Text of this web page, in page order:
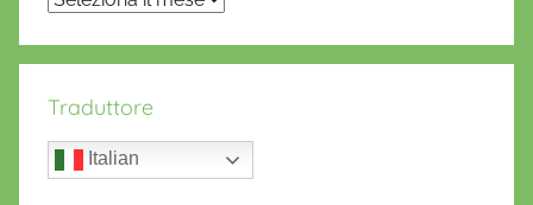
Traduttore
Italian